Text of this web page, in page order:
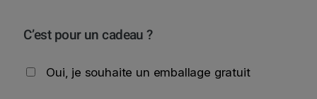
C’est pour un cadeau ?
Oui, je souhaite un emballage gratuit